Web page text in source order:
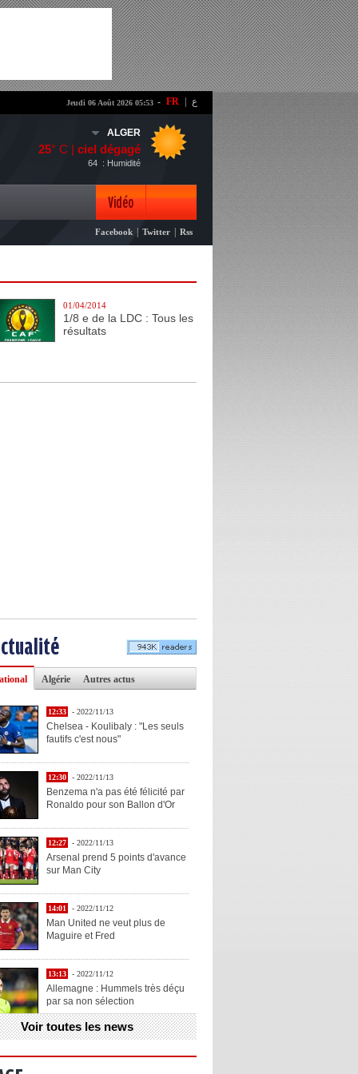
- FR ع Jeudi 06 Août 2026 05:53
ALGER
25° C | ciel dégagé
: Humidité
64
Vidéo
Photo
Facebook Twitter Rss
01/04/2014
1/8 e de la LDC : Tous les
résultats
Algérie Autres actus
12:33 - 2022/11/13
Chelsea - Koulibaly : "Les seuls
fautifs c'est nous"
12:30 - 2022/11/13
Benzema n'a pas été félicité par
Ronaldo pour son Ballon d'Or
12:27 - 2022/11/13
Arsenal prend 5 points d'avance
sur Man City
14:01 - 2022/11/12
Man United ne veut plus de
Maguire et Fred
13:13 - 2022/11/12
Allemagne : Hummels très déçu
par sa non sélection
13:11 - 2022/11/12
Henry explique la chose qu'il
Voir toutes les news